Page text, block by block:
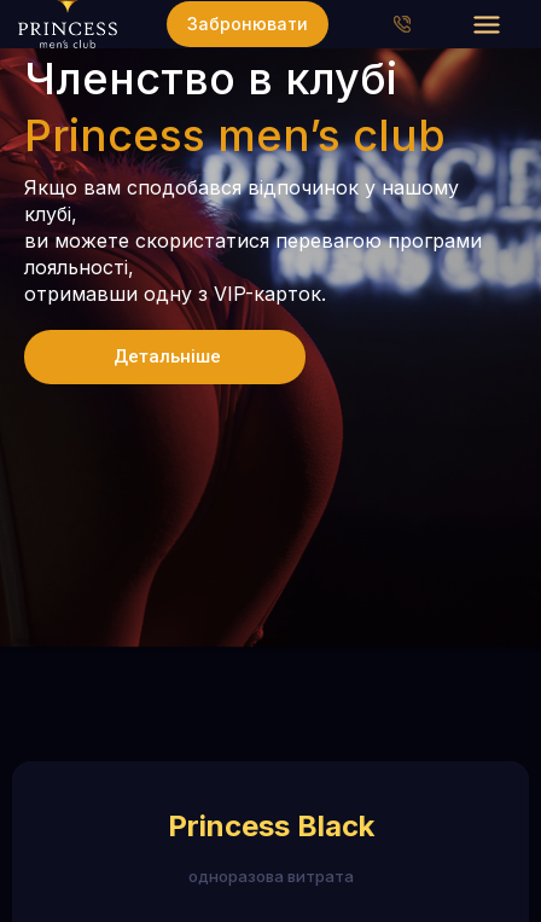
Забронювати
Членство в клубі
Princess men’s club
Якщо вам сподобався відпочинок у нашому
клубі,
ви можете скористатися перевагою програми
лояльності,
отримавши одну з VIP-карток.
Детальніше
Princess Black
одноразова витрата